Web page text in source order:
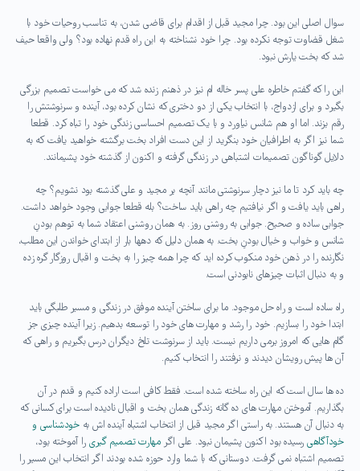
سوال اصلی این بود. چرا مجید قبل از اقدام برای قاضی شدن، به تناسب روحیات خود با
شغل قضاوت توجه نکرده بود. چرا خود نشناخته به این راه قدم نهاده بود؟ ولی واقعا حیف
شد که بخت یارش نبود.
این را که گفتم خاطره علی پسر خاله ام نیز در ذهنم زنده شد که می خواست تصمیم بزرگی
بگیرد و برای ازدواج، با انتخاب یکی از دو دختری که نشان کرده بود، آینده و سرنوشتش را
رقم بزند. اما او هم شانس نیاورد و با یک تصمیم احساسی زندگی خود را تباه کرد. قطعا
شما نیز اگر به اطرافیان خود بنگرید از این دست افراد بخت برگشته خواهید یافت که به
دلایل گوناگون تصمیمات اشتباهی در زندگی گرفته و اکنون از گذشته خود پشیمانند.
چه باید کرد تا ما نیز دچار سرنوشتی مانند آنچه بر مجید و علی گذشته بود نشویم؟ چه
راهی باید یافت و اگر نیافتیم چه راهی باید ساخت؟ بله قطعا جوابی وجود خواهد داشت.
جوابی ساده و صحیح. جوابی به روشنی روز. به همان روشنی اعتقاد شما به توهم بودنِ
شانس و خواب و خیال بودنِ بخت. به همان دلیل که دهها بار از ابتدای خواندن این مطلب،
نگارنده را در ذهن خود منکوب کرده اید که چرا همه چیز را به بخت و اقبال روزگار گره زده
و به دنبال اثبات چیزهای نابودنی است.
راه ساده است و راه حل موجود. ما برای ساختن آینده موفق در زندگی و مسیر طلبگی باید
ابتدا خود را بسازیم. خود را رشد و مهارت های خود را توسعه بدهیم. زیرا آینده چیزی جز
گام هایی که امروز برمی داریم نیست. باید از سرنوشت تلخ دیگران درس بگیریم و راهی که
آن ها پیش رویشان دیدند و نرفتند را انتخاب کنیم.
ده ها سال است که این راه ساخته شده است. فقط کافی است اراده کنیم و قدم در آن
بگذاریم. آموختن مهارت های ده گانه زندگی همان بخت و اقبال نادیده است برای کسانی که
به دنبال آن هستند. به راستی اگر مجید قبل از انتخاب اشتباه آینده اش بهخودشناسی و
خودآگاهی رسیده بود اکنون پشیمان نبود. علی اگرمهارت تصمیم گیری را آموخته بود،
تصمیم اشتباه نمی گرفت. دوستانی که با شما وارد حوزه شده بودند اگر انتخاب این مسیر را